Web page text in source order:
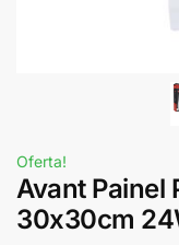
Oferta!
Avant Painel
30x30cm